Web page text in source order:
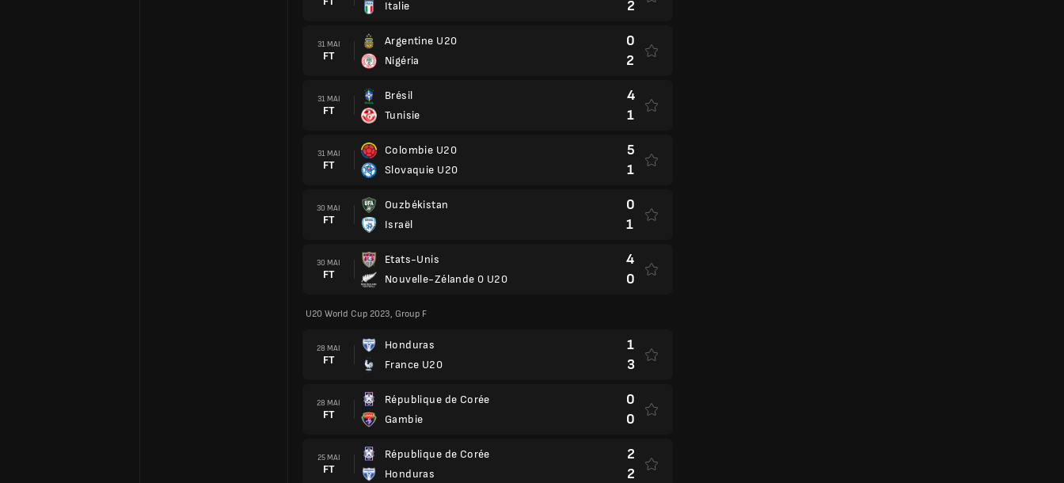
Italie
2
31 MAI
FT
Argentine U20
Nigéria
0
2
31 MAI
FT
Brésil
Tunisie
4
1
31 MAI
FT
Colombie U20
Slovaquie U20
5
1
30 MAI
FT
Ouzbékistan
Israël
0
1
30 MAI
FT
Etats-Unis
Nouvelle-Zélande 0 U20
4
0
U20 World Cup 2023, Group F
28 MAI
FT
Honduras
France U20
1
3
28 MAI
FT
République de Corée
Gambie
0
0
25 MAI
FT
République de Corée
Honduras
2
2